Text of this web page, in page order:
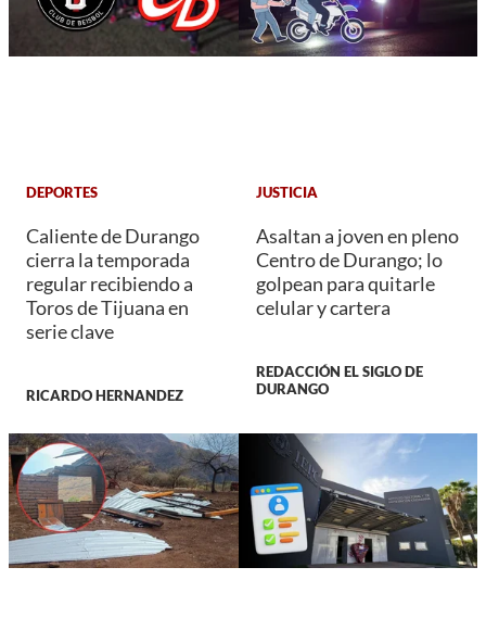
DEPORTES
Caliente de Durango
cierra la temporada
regular recibiendo a
Toros de Tijuana en
serie clave
RICARDO HERNANDEZ
JUSTICIA
Asaltan a joven en pleno
Centro de Durango; lo
golpean para quitarle
celular y cartera
REDACCIÓN EL SIGLO DE
DURANGO